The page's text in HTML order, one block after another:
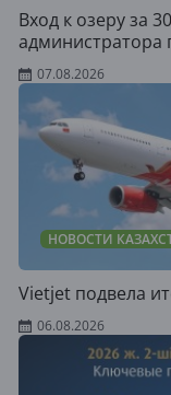
Вход к озеру за
администратора
07.08.2026
НОВОСТИ
Vietjet подвела
06.08.2026